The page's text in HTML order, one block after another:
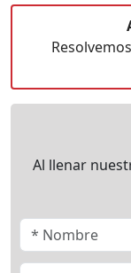
Al llenar